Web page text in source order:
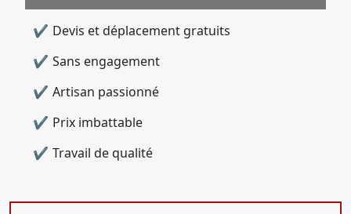
Devis et déplacement gratuits
Sans engagement
Artisan passionné
Prix imbattable
Travail de qualité